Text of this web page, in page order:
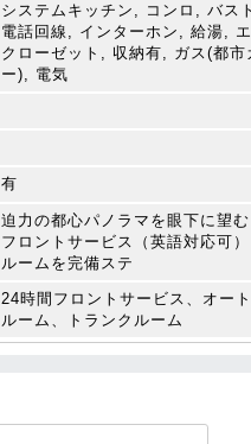
システムキッチン, コンロ, バ
電話回線, インターホン, 給湯,
クローゼット, 収納有, ガス(都
ー), 電気
有
迫力の都心パノラマを眼下に望
フロントサービス（英語対応可
ルームを完備ステ
24時間フロントサービス、オー
ルーム、トランクルーム